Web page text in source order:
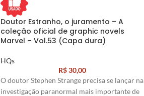
Doutor Estranho, o juramento – A
coleção oficial de graphic novels
Marvel – Vol.53 (Capa dura)
HQs
R$30,00
O doutor Stephen Strange precisa se lançar na
investigação paranormal mais importante de